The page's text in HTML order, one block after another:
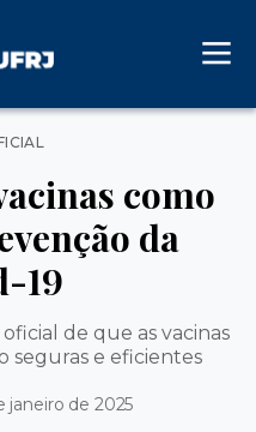
como
da
19
de que as vacinas
seguras e eficientes
janeiro de 2025